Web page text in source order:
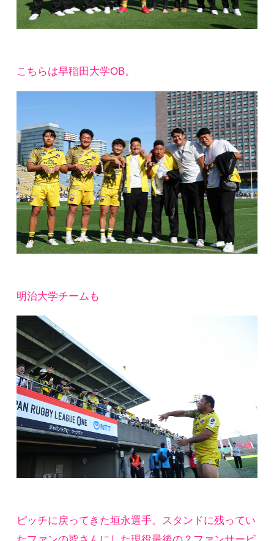
こちらは早稲田大学OB。
明治大学チームも
ピッチに戻ってきた垣永選手。スタンドに残ってい